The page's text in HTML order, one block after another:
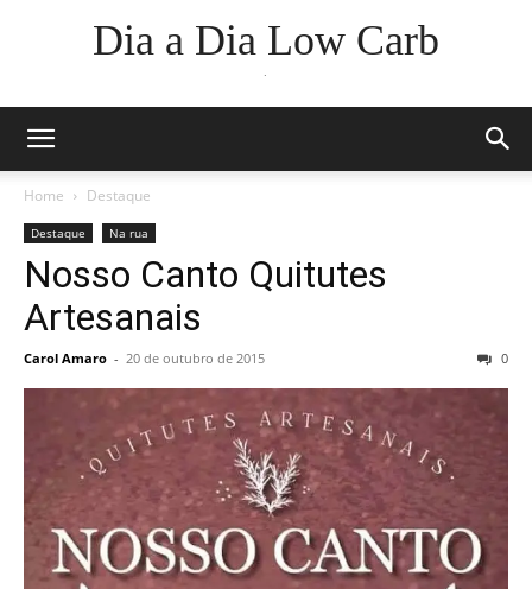
Dia a Dia Low Carb
Home Destaque
Destaque Na rua
Nosso Canto Quitutes
Artesanais
Carol Amaro - 20 de outubro de 2015 0